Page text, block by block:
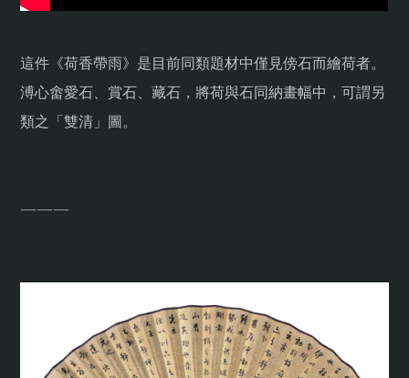
這件《荷香帶雨》是目前同類題材中僅見傍石而繪荷者。
溥心畬愛石、賞石、藏石，將荷與石同納畫幅中，可謂另
類之「雙清」圖。
———